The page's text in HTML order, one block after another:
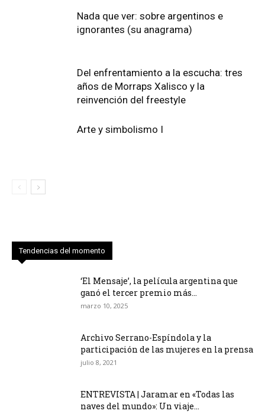
Nada que ver: sobre argentinos e
ignorantes (su anagrama)
Del enfrentamiento a la escucha: tres
años de Morraps Xalisco y la
reinvención del freestyle
Arte y simbolismo I
Tendencias del momento
‘El Mensaje’, la película argentina que
ganó el tercer premio más...
marzo 10, 2025
Archivo Serrano-Espíndola y la
participación de las mujeres en la prensa
julio 8, 2021
ENTREVISTA | Jaramar en «Todas las
naves del mundo»: Un viaje...